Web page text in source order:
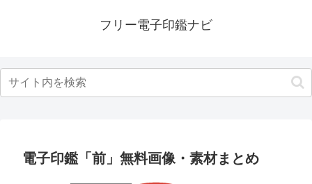
フリー電子印鑑ナビ
電子印鑑「前」無料画像・素材まとめ